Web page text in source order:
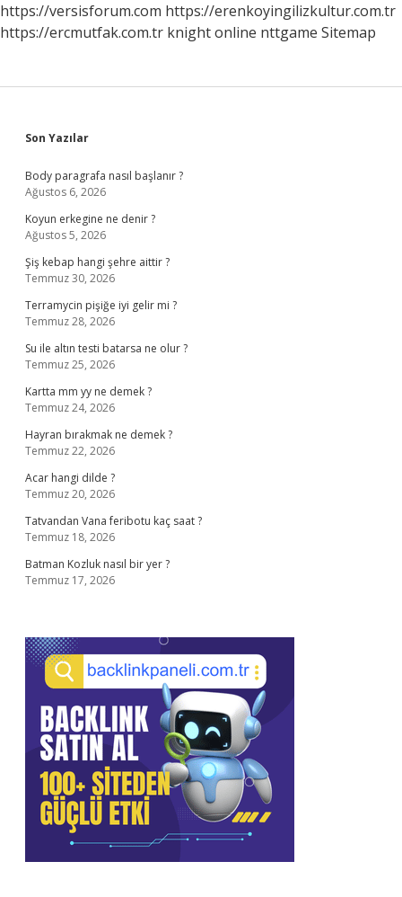
https://versisforum.com https://erenkoyingilizkultur.com.tr
https://ercmutfak.com.tr knight online nttgame Sitemap
Sidebar
Son Yazılar
Body paragrafa nasıl başlanır ?
Ağustos 6, 2026
Koyun erkegine ne denir ?
Ağustos 5, 2026
Şiş kebap hangi şehre aittir ?
Temmuz 30, 2026
Terramycin pişiğe iyi gelir mi ?
Temmuz 28, 2026
Su ile altın testi batarsa ne olur ?
Temmuz 25, 2026
Kartta mm yy ne demek ?
Temmuz 24, 2026
Hayran bırakmak ne demek ?
Temmuz 22, 2026
Acar hangi dilde ?
Temmuz 20, 2026
Tatvandan Vana feribotu kaç saat ?
Temmuz 18, 2026
Batman Kozluk nasıl bir yer ?
Temmuz 17, 2026